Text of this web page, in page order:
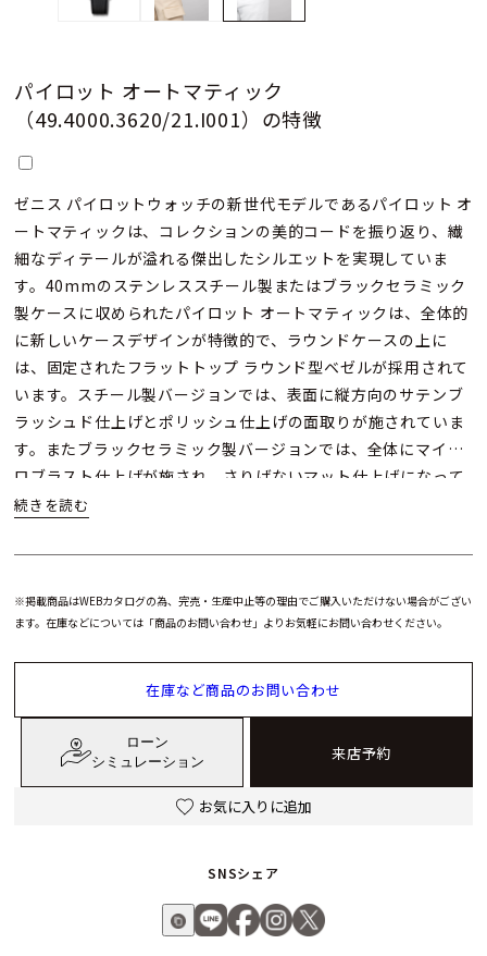
パイロット オートマティック
（49.4000.3620/21.I001）の特徴
ゼニス パイロットウォッチの新世代モデルであるパイロット オ
ートマティックは、コレクションの美的コードを振り返り、繊
細なディテールが溢れる傑出したシルエットを実現していま
す。40mmのステンレススチール製またはブラックセラミック
製ケースに収められたパイロット オートマティックは、全体的
に新しいケースデザインが特徴的で、ラウンドケースの上に
は、固定されたフラットトップ ラウンド型ベゼルが採用されて
います。スチール製バージョンでは、表面に縦方向のサテンブ
ラッシュド仕上げとポリッシュ仕上げの面取りが施されていま
す。またブラックセラミック製バージョンでは、全体にマイク
ロブラスト仕上げが施され、さりげないマット仕上げになって
います。パイロットウォッチの特徴である大型リューズは、よ
までも行いやすい操作性はそのままです。
ブラックグルーヴパターン文字盤には横方向の溝が施され、古
す。1900年代初頭からゼニスのパイロットウォッチやダッシュ
ボード計器の特徴であり続けるオーバーサイズの夜光アラビア
数字が、よりモダンなフォントとなり、ホワイトのスーパール
ミノバが塗布されたメタルマーカーとして施されています。6
としてあしらわれ、飛行機の人工水平器を思い起こせます。こ
インが入っていますが、これはゼニスが、この文字を文字盤に
施す権利を保持する最初で唯一のブランドであるためです。
※掲載商品はWEBカタログの為、完売・生産中止等の理由でご購入いただけない場合がござい
ます。在庫などについては「商品のお問い合わせ」よりお気軽にお問い合わせください。
在庫など商品のお問い合わせ
ローン
シミュレーション
来店予約
お気に入りに追加
SNSシェア